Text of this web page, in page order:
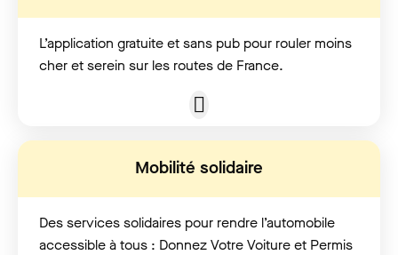
L’application gratuite et sans pub pour rouler moins
cher et serein sur les routes de France.
Mobilité solidaire
Des services solidaires pour rendre l’automobile
accessible à tous : Donnez Votre Voiture et Permis